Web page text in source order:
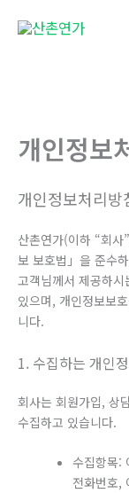
개인정보
개인정보처리방
산촌연가(이하 “회
보 보호법」을 준수
고객님께서 제공하
있으며, 개인정보보
니다.
1. 수집하는 개인
회사는 회원가입, 상
수집하고 있습니다.
수집항목:
전화번호,